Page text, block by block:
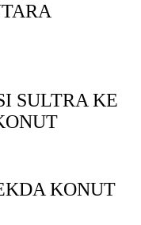
SULTRA KE
KONUT